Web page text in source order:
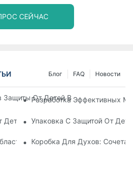
СЕЙЧАС
Новости
FAQ
Блог
От Детей В Упаковке:
Разработка Эффективных
Что Нужно Знать Для
Упаковка С Защитой От
Упаковки, Защищающей От
Коробка Для Духов: